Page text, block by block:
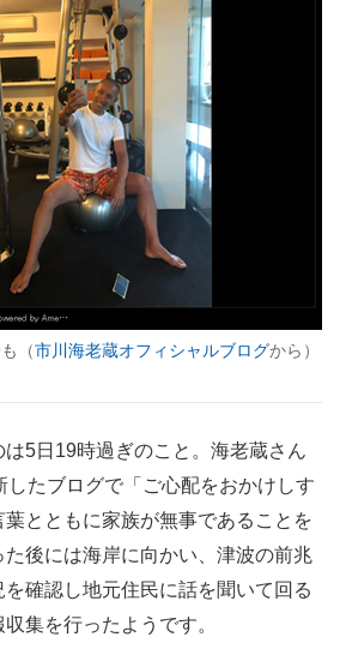
（市川海老蔵オフィシャルブログから）
5日19時過ぎのこと。海老蔵さん
したブログで「ご心配をおかけしす
とともに家族が無事であることを
後には海岸に向かい、津波の前兆
確認し地元住民に話を聞いて回る
集を行ったようです。